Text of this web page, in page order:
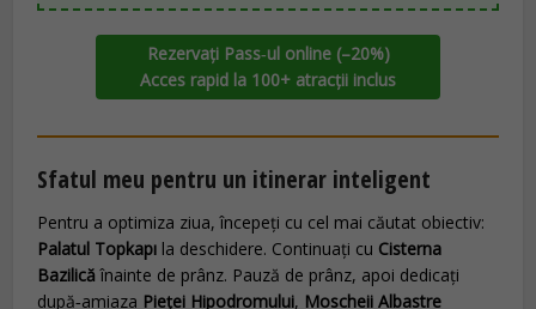
Rezervați Pass‑ul online (–20%)
Acces rapid la 100+ atracții inclus
Sfatul meu pentru un itinerar inteligent
Pentru a optimiza ziua, începeți cu cel mai căutat obiectiv:
Palatul Topkapı la deschidere. Continuați cu Cisterna
Bazilică înainte de prânz. Pauză de prânz, apoi dedicați
după‑amiaza Pieței Hipodromului, Moscheii Albastre